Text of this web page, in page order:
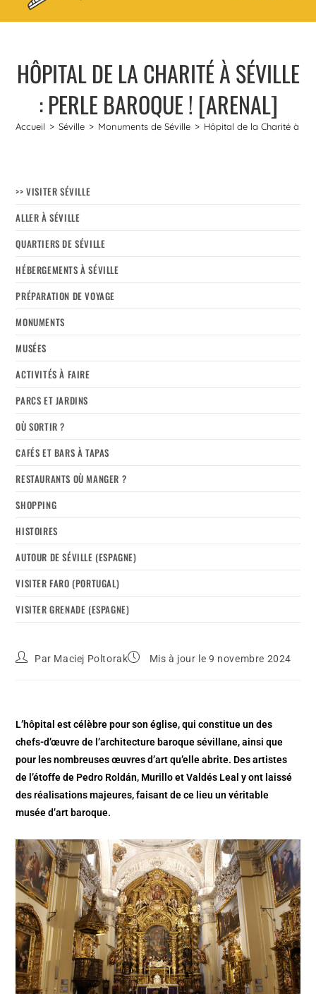
HÔPITAL DE LA CHARITÉ À SÉVILLE
: PERLE BAROQUE ! [ARENAL]
Accueil > Séville > Monuments de Séville > Hôpital de la Charité à
>> VISITER SÉVILLE
ALLER À SÉVILLE
QUARTIERS DE SÉVILLE
HÉBERGEMENTS À SÉVILLE
PRÉPARATION DE VOYAGE
MONUMENTS
MUSÉES
ACTIVITÉS À FAIRE
PARCS ET JARDINS
OÙ SORTIR ?
CAFÉS ET BARS À TAPAS
RESTAURANTS OÙ MANGER ?
SHOPPING
HISTOIRES
AUTOUR DE SÉVILLE (ESPAGNE)
VISITER FARO (PORTUGAL)
VISITER GRENADE (ESPAGNE)
Par Maciej Poltorak Mis à jour le 9 novembre 2024
L’hôpital est célèbre pour son église, qui constitue un des
chefs-d’œuvre de l’architecture baroque sévillane, ainsi que
pour les nombreuses œuvres d’art qu’elle abrite. Des artistes
de l’étoffe de Pedro Roldán, Murillo et Valdés Leal y ont laissé
des réalisations majeures, faisant de ce lieu un véritable
musée d’art baroque.